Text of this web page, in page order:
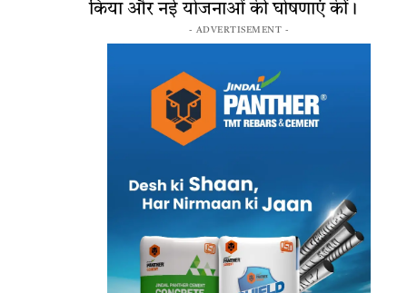
किया और नई योजनाओं की घोषणाएं कीं।
- ADVERTISEMENT -